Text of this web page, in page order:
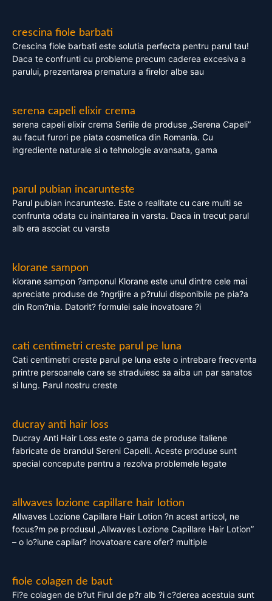
crescina fiole barbati
Crescina fiole barbati este solutia perfecta pentru parul tau!
Daca te confrunti cu probleme precum caderea excesiva a
parului, prezentarea prematura a firelor albe sau
serena capeli elixir crema
serena capeli elixir crema Seriile de produse „Serena Capeli”
au facut furori pe piata cosmetica din Romania. Cu
ingrediente naturale si o tehnologie avansata, gama
parul pubian incarunteste
Parul pubian incarunteste. Este o realitate cu care multi se
confrunta odata cu inaintarea in varsta. Daca in trecut parul
alb era asociat cu varsta
klorane sampon
klorane sampon ?amponul Klorane este unul dintre cele mai
apreciate produse de ?ngrijire a p?rului disponibile pe pia?a
din Rom?nia. Datorit? formulei sale inovatoare ?i
cati centimetri creste parul pe luna
Cati centimetri creste parul pe luna este o intrebare frecventa
printre persoanele care se straduiesc sa aiba un par sanatos
si lung. Parul nostru creste
ducray anti hair loss
Ducray Anti Hair Loss este o gama de produse italiene
fabricate de brandul Sereni Capelli. Aceste produse sunt
special concepute pentru a rezolva problemele legate
allwaves lozione capillare hair lotion
Allwaves Lozione Capillare Hair Lotion ?n acest articol, ne
focus?m pe produsul „Allwaves Lozione Capillare Hair Lotion”
– o lo?iune capilar? inovatoare care ofer? multiple
fiole colagen de baut
Fi?e colagen de b?ut Firul de p?r alb ?i c?derea acestuia sunt